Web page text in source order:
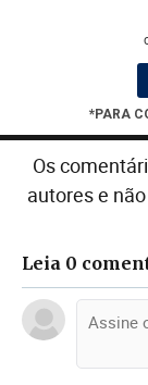
*PARA
Os
autores e
Leia 0